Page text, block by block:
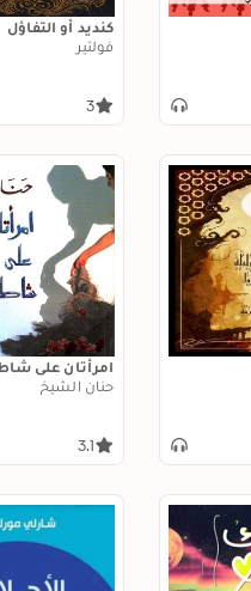
كنديد أو التفاؤل
فولتير
3
امرأتان على
حنان الشيخ
3.1